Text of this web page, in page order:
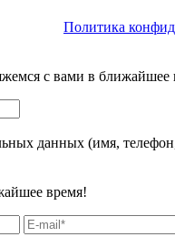
Политика
с вами в ближайшее
данных (имя,
время!